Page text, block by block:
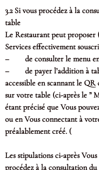
3.2 Si vous procédez à la
table
Le Restaurant peut proposer
Services effectivement
– de consulter le menu en
– de payer l’addition à
accessible en scannant le
sur votre table (ci-après le ”
étant précisé que Vous
ou en Vous connectant à
préalablement créé. (
Les stipulations ci-après
procédez à la consultation